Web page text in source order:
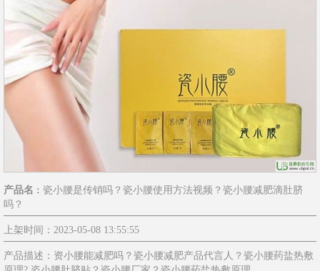
产品名 : 瓷小腰是传销吗？瓷小腰使用方法视频？瓷小腰减肥滴肚脐
吗？
上架时间：2023-05-08 13:55:55
产品描述：资小腰能减肥吗？瓷小腰减肥产品代言人？瓷小腰药盐热敷